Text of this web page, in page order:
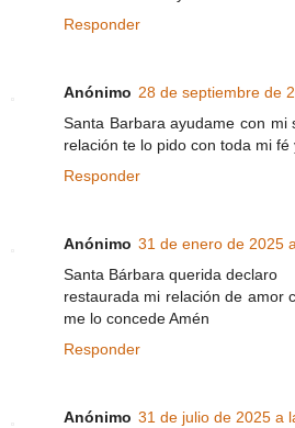
Responder
Anónimo 28 de septiembre de
Santa Barbara ayudame con mi
relación te lo pido con toda mi fé
Responder
Anónimo 31 de enero de 2025
Santa Bárbara querida declaro
restaurada mi relación de amor
me lo concede Amén
Responder
Anónimo 31 de julio de 2025 a